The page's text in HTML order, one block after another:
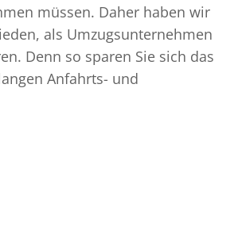
müssen. Daher haben wir
als Umzugsunternehmen
Denn so sparen Sie sich das
Anfahrts- und